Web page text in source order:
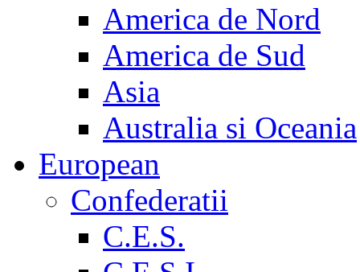
America de Nord
America de Sud
Asia
Australia si Oceania
European
Confederatii
C.E.S.